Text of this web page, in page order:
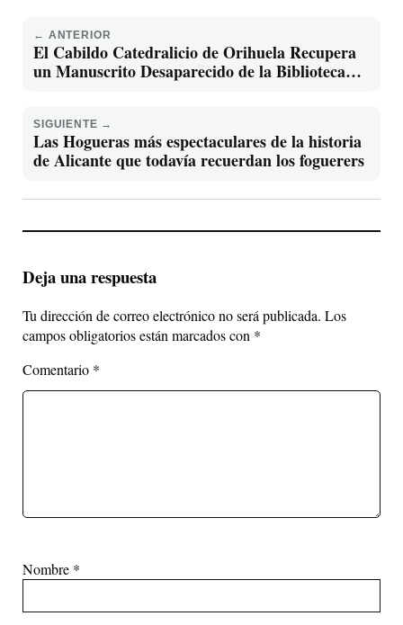
← ANTERIOR
El Cabildo Catedralicio de Orihuela Recupera
un Manuscrito Desaparecido de la Biblioteca
SIGUIENTE →
Las Hogueras más espectaculares de la historia
de Alicante que todavía recuerdan los foguerers
Deja una respuesta
Tu dirección de correo electrónico no será publicada. Los
campos obligatorios están marcados con *
Comentario *
Nombre *